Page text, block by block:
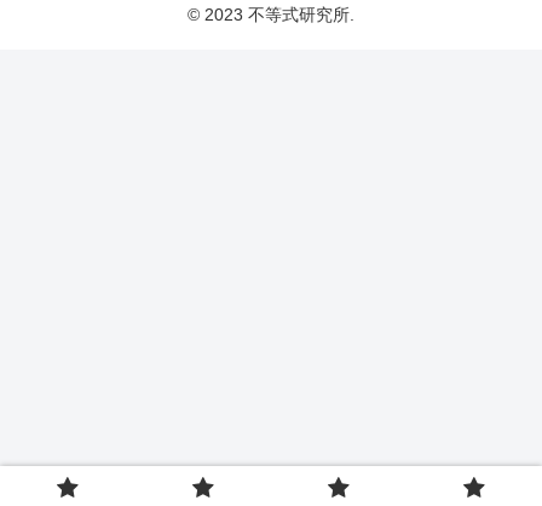
© 2023 不等式研究所.